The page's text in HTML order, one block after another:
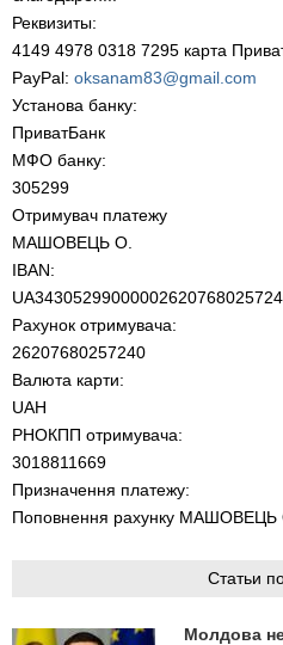
Реквизиты:
4149 4978 0318 7295 карта
PayPal: oksanam83@gmail.com
Установа банку:
ПриватБанк
МФО банку:
305299
Отримувач платежу
МАШОВЕЦЬ О.
IBAN:
Рахунок отримувача:
26207680257240
Валюта карти:
UAH
РНОКПП отримувача:
3018811669
Призначення платежу:
Поповнення рахунку МАШОВЕЦЬ
Статьи
Молдова